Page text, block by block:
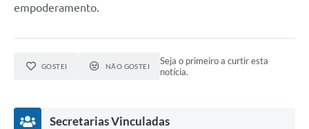
empoderamento.
GOSTEI NÃO GOSTEI
Seja o primeiro a curtir esta
notícia.
Secretarias Vinculadas